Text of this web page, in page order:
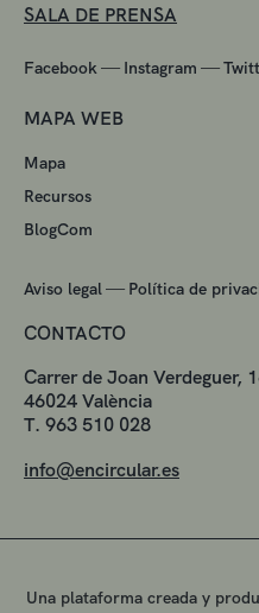
SALA DE PRENSA
Facebook — Instagram —
MAPA WEB
Mapa
Recursos
BlogCom
Aviso legal — Política de
CONTACTO
Carrer de Joan Verdeguer,
46024 València
T. 963 510 028
info@encircular.es
Una plataforma creada y